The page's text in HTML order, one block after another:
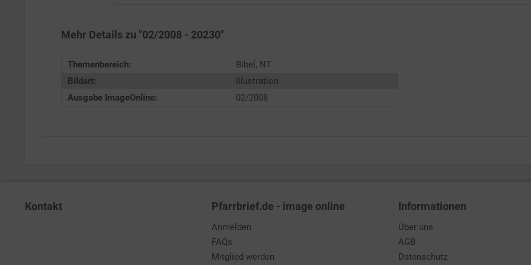
Mehr Details zu "02/2008 - 20230"
Themenbereich:
Bibel, NT
Bildart:
Illustration
Ausgabe ImageOnline:
02/2008
Kontakt Pfarrbrief.de - image online
Anmelden
FAQs
Mitglied werden
Informationen
Über uns
AGB
Datenschutz
Service